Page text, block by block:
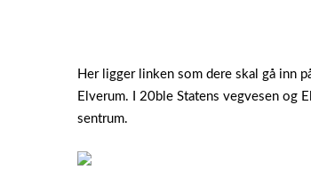
Her ligger linken som dere skal gå inn
Elverum. I 20ble Statens vegvesen og
sentrum.